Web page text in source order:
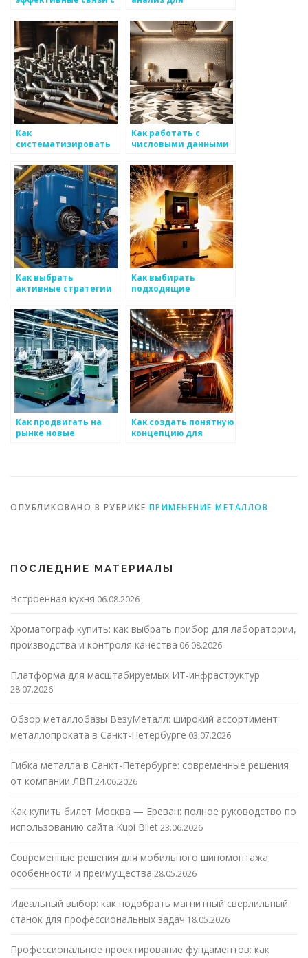
общественностью на
рынке
металоизделий
программами учета в
сфере
металлоизделий
Как
систематизировать
данные для
металоизделий
Как работать с
числовыми данными
металоизделий
Как выбрать
активные стратегии
продукции на рынке
металоизделий
Как выбирать
подходящие
автоматизации
процессов в
производстве
металоизделий
Как продвигать на
рынке новые
Как создать понятную
концепцию для
ОПУБЛИКОВАНО В РУБРИКЕ ПРИМЕНЕНИЕ МЕТАЛЛОВ
ПОСЛЕДНИЕ МАТЕРИАЛЫ
Встроенная кухня 06.08.2026
Хроматограф купить: как выбрать прибор для лаборатории,
производства и контроля качества 06.08.2026
Платформа для масштабируемых ИТ-инфраструктур
28.07.2026
Обзор металлобазы ВезуМеталл: широкий ассортимент
металлопроката в Санкт-Петербурге 03.07.2026
Гибка металла в Санкт-Петербурге: современные решения
от компании ЛВП 24.06.2026
Как купить билет Москва — Ереван: полное руководство по
использованию сайта Kupi Bilet23.06.2026
Современные решения для мобильного шиномонтажа:
особенности и преимущества 28.05.2026
Идеальный выбор: как подобрать магнитный сверлильный
станок для профессиональных задач 18.05.2026
Профессиональное проектирование фундаментов: как